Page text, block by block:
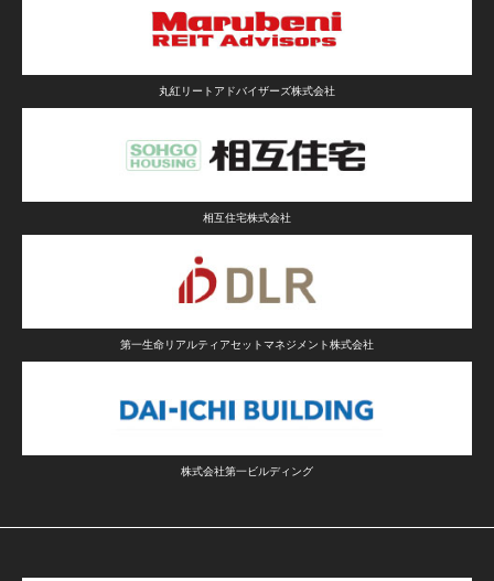
丸紅リートアドバイザーズ株式会社
相互住宅株式会社
第一生命リアルティアセットマネジメント株式会社
株式会社第一ビルディング